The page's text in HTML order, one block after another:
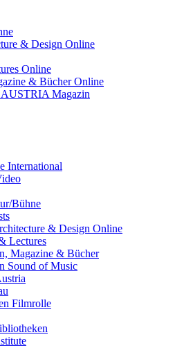
& Design Online
Online
& Bücher Online
Magazin
International
Bühne
& Design Online
Lectures
Magazine & Bücher
Sound of Music
Filmrolle